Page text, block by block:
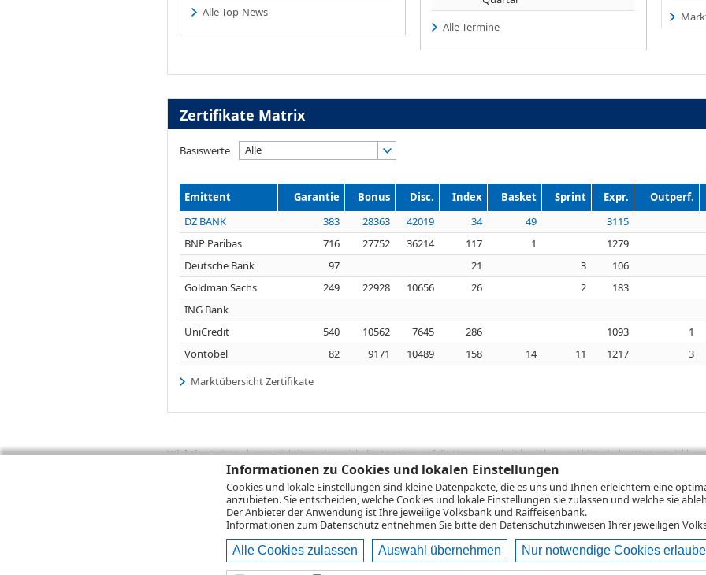
Informationen zu Cookies und lokalen Einstellungen
Cookies und lokale Einstellungen sind kleine Datenpakete, die es uns und Ihnen erleichtern eine
anzubieten. Sie entscheiden, welche Cookies und lokale Einstellungen sie zulassen und welche sie
Der Anbieter der Anwendung ist Ihre jeweilige Volksbank und Raiffeisenbank.
Informationen zum Datenschutzentnehmen Sie bitte den Datenschutzhinweisen Ihrer jeweiligen
Alle Cookies zulassen Auswahl übernehmen Nur notwendige Cookies
Alle Top-News
Alle Termine
Zertifikate Matrix
Basiswerte Alle
Emittent Garantie Bonus Disc. Index Basket Sprint Expr. Outperf.
DZ BANK
383 28363 42019 34 49 3115
BNP Paribas
716 27752 36214 117 1 1279
Deutsche Bank
97 21 3
106
Goldman Sachs
249 22928 10656 26 2 183
ING Bank
UniCredit
540 10562 7645 286 1093 1
Vontobel
82 9171 10489 158 14 11 1217 3
Marktübersicht Zertifikate
Wichtig:Es ist zu berücksichtigen, dass sich die Angaben auf die Vergangenheit beziehen und historische
zukünftige Ergebnisse darstellen. Bei Performanceangaben handelt es sich stets um Bruttowertangaben. Bei
Provisionen, Gebühren und andere Entgelte), die beim Erwerb von Wertpapieren in der Regel anfallen, nicht berücksichtigt.
Depotgebühren hinzu. Mit dem Wertentwicklungsrechner können Sie auf den einzelnen Wertpapierseiten Ihre individuell
Performance, die sich unter Berücksichtigung sämtlicher Transaktionskosten und etwaigen Depotgebühren ergibt,
kann die Rendite zudem infolge von Währungsschwankungen steigen oder fallen.